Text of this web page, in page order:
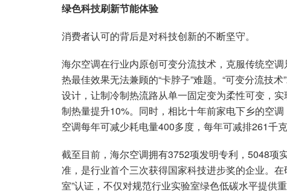
绿色科技刷新节能体验
消费者认可的背后是对科技创新的不断坚守。
海尔空调在行业内原创可变分流技术，克服传统空
热最佳效果无法兼顾的“卡脖子”难题。“可变分流技
设计，让制冷制热流路从单一固定变为柔性可变，
制热量提升10%。同时，相比十年前家电下乡的空
空调每年可减少耗电量400多度，每年可减排261千
截至目前，海尔空调拥有3752项发明专利，5048项
准，是行业首个三次获得国家科技进步奖的企业。
室”认证，不仅对规范行业实验室绿色低碳水平提供